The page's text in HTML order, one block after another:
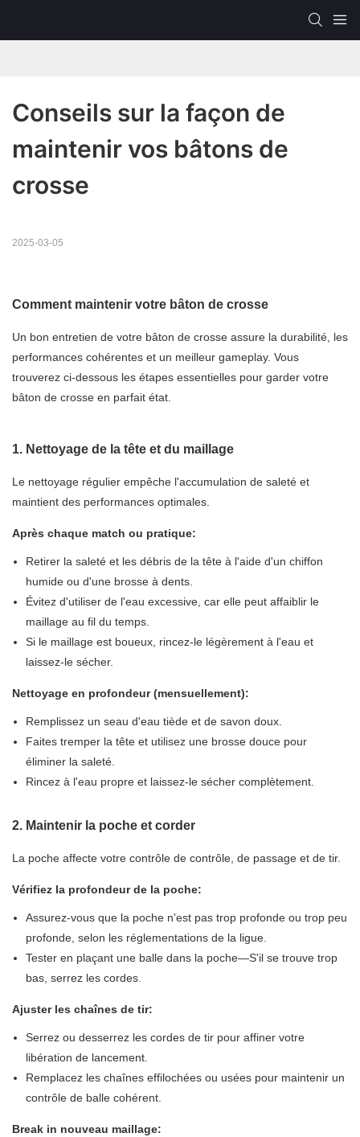
Conseils sur la façon de
maintenir vos bâtons de
crosse
2025-03-05
Comment maintenir votre bâton de crosse
Un bon entretien de votre bâton de crosse assure la durabilité, les
performances cohérentes et un meilleur gameplay. Vous
trouverez ci-dessous les étapes essentielles pour garder votre
bâton de crosse en parfait état.
1. Nettoyage de la tête et du maillage
Le nettoyage régulier empêche l'accumulation de saleté et
maintient des performances optimales.
Après chaque match ou pratique:
Retirer la saleté et les débris de la tête à l'aide d'un chiffon
humide ou d'une brosse à dents.
Évitez d'utiliser de l'eau excessive, car elle peut affaiblir le
maillage au fil du temps.
Si le maillage est boueux, rincez-le légèrement à l'eau et
laissez-le sécher.
Nettoyage en profondeur (mensuellement):
Remplissez un seau d'eau tiède et de savon doux.
Faites tremper la tête et utilisez une brosse douce pour
éliminer la saleté.
Rincez à l'eau propre et laissez-le sécher complètement.
2. Maintenir la poche et corder
La poche affecte votre contrôle de contrôle, de passage et de tir.
Vérifiez la profondeur de la poche:
Assurez-vous que la poche n'est pas trop profonde ou trop peu
profonde, selon les réglementations de la ligue.
Tester en plaçant une balle dans la poche—S'il se trouve trop
bas, serrez les cordes.
Ajuster les chaînes de tir:
Serrez ou desserrez les cordes de tir pour affiner votre
libération de lancement.
Remplacez les chaînes effilochées ou usées pour maintenir un
contrôle de balle cohérent.
Break in nouveau maillage: